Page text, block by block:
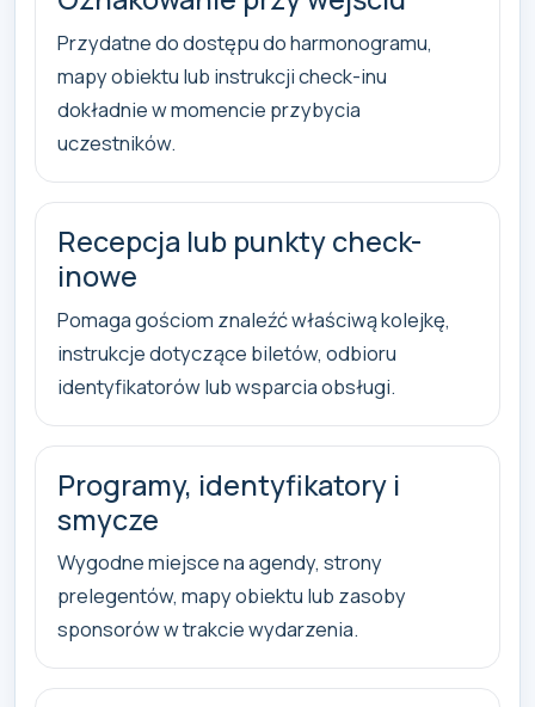
Przydatne do dostępu do harmonogramu,
mapy obiektu lub instrukcji check-inu
dokładnie w momencie przybycia
uczestników.
Recepcja lub punkty check-
inowe
Pomaga gościom znaleźć właściwą kolejkę,
instrukcje dotyczące biletów, odbioru
identyfikatorów lub wsparcia obsługi.
Programy, identyfikatory i
smycze
Wygodne miejsce na agendy, strony
prelegentów, mapy obiektu lub zasoby
sponsorów w trakcie wydarzenia.